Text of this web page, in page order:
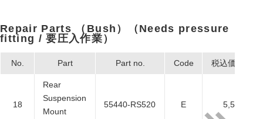
Repair Parts （Bush）（Needs pressure
fitting / 要圧入作業）
No. Part Part no. Code 税込価格
18
Rear
Suspension
Mount
55440-RS520 E 5,500